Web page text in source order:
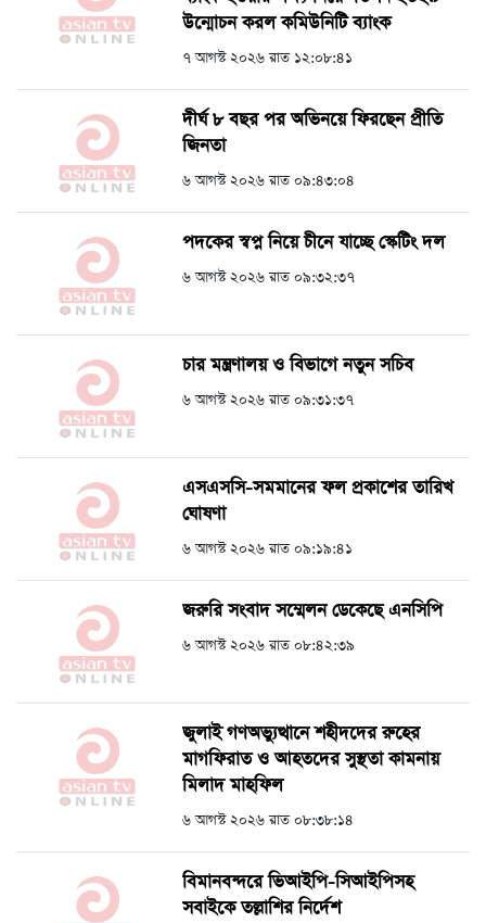
উন্মোচন করল কমিউনিটি ব্যাংক
৭ আগস্ট ২০২৬ রাত ১২:০৮:৪১
দীর্ঘ ৮ বছর পর অভিনয়ে ফিরছেন প্রীতি
জিনতা
৬ আগস্ট ২০২৬ রাত ০৯:৪৩:০৪
পদকের স্বপ্ন নিয়ে চীনে যাচ্ছে স্কেটিং দল
৬ আগস্ট ২০২৬ রাত ০৯:৩২:৩৭
চার মন্ত্রণালয় ও বিভাগে নতুন সচিব
৬ আগস্ট ২০২৬ রাত ০৯:৩১:৩৭
এসএসসি-সমমানের ফল প্রকাশের তারিখ
ঘোষণা
৬ আগস্ট ২০২৬ রাত ০৯:১৯:৪১
জরুরি সংবাদ সম্মেলন ডেকেছে এনসিপি
৬ আগস্ট ২০২৬ রাত ০৮:৪২:৩৯
জুলাই গণঅভ্যুত্থানে শহীদদের রুহের
মাগফিরাত ও আহতদের সুস্থতা কামনায়
মিলাদ মাহফিল
৬ আগস্ট ২০২৬ রাত ০৮:৩৮:১৪
বিমানবন্দরে ভিআইপি-সিআইপিসহ
সবাইকে তল্লাশির নির্দেশ